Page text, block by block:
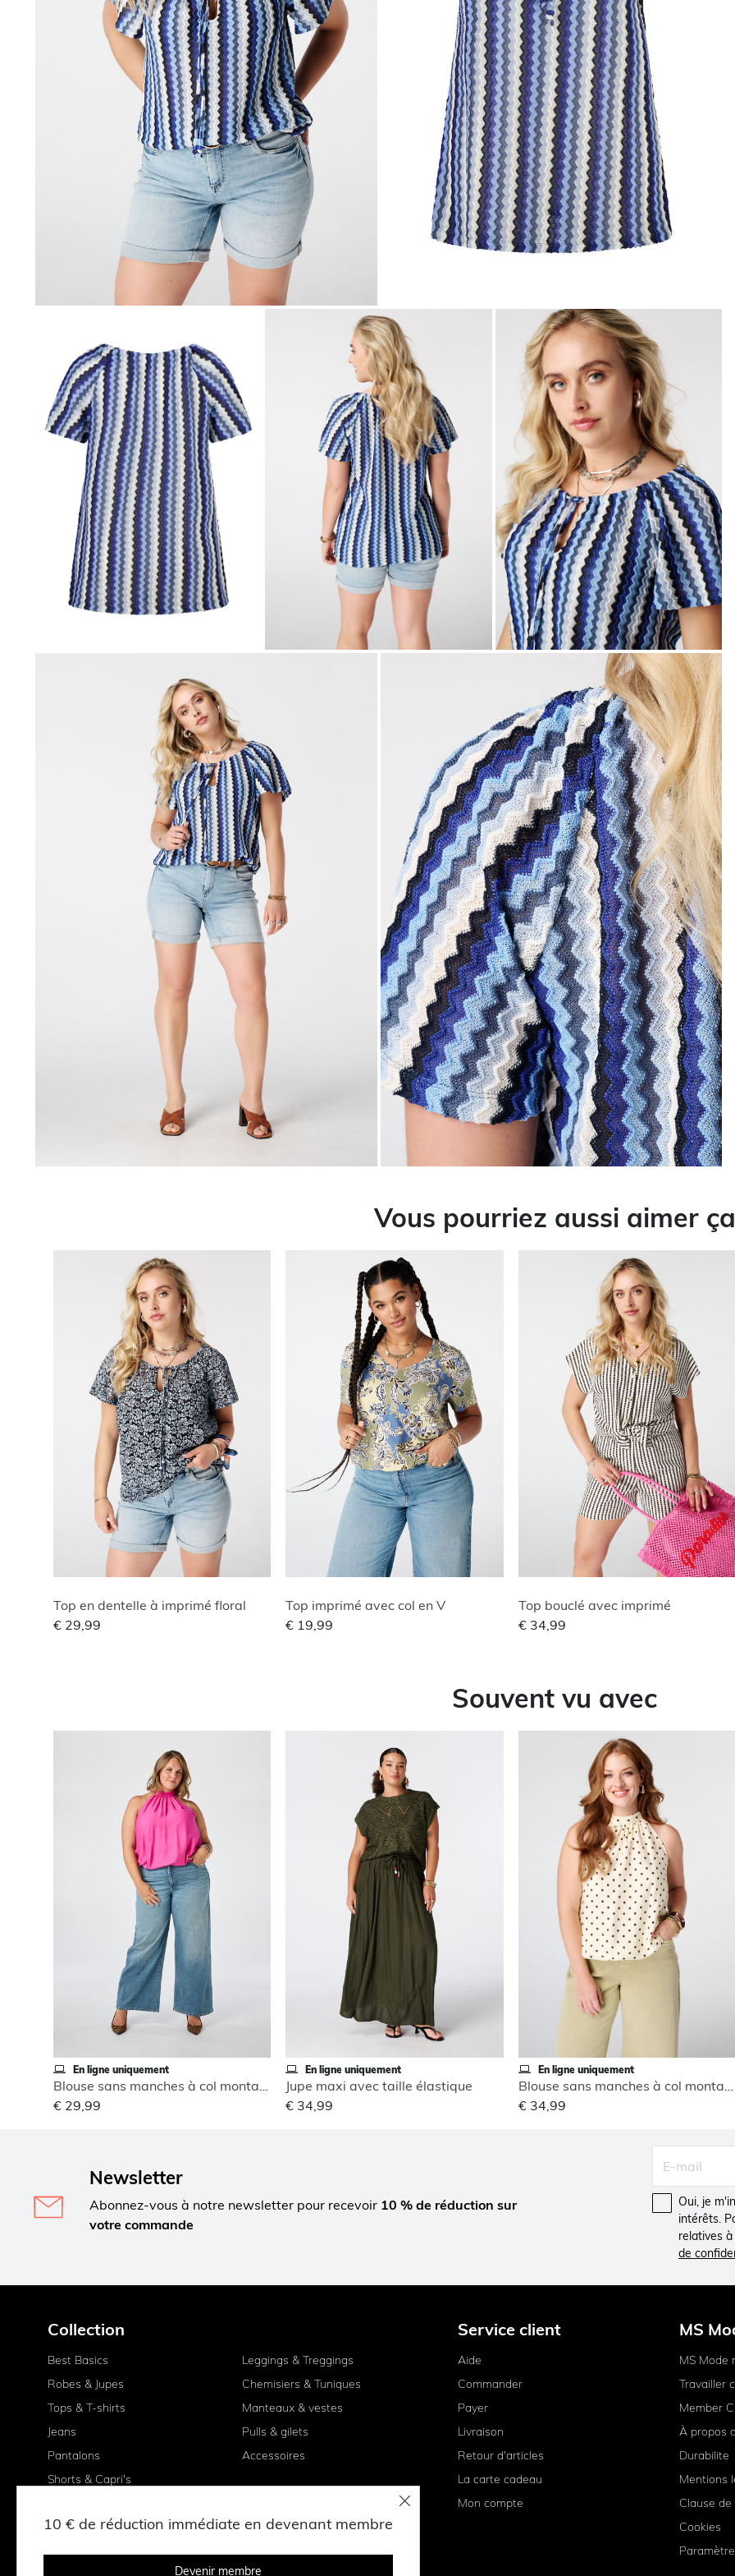
Vous pourriez aussi aimer ça
Top en dentelle à imprimé floral
€ 29,99
Top imprimé avec col en V
€ 19,99
Top bouclé avec imprimé
€ 34,99
Souvent vu avec
En ligne uniquement
Blouse sans manches à col montant
€ 29,99
En ligne uniquement
Jupe maxi avec taille élastique
€ 34,99
En ligne uniquement
Blouse sans manches à col montant
€ 34,99
Newsletter
Abonnez-vous à notre newsletter pour recevoir 10 % de réduction sur
votre commande
Oui, je
intérêts.
relatives
de
Collection
Best Basics
Robes & Jupes
Tops & T-shirts
Jeans
Pantalons
Shorts & Capri's
Leggings & Treggings
Chemisiers & Tuniques
Manteaux & vestes
Pulls & gilets
Accessoires
Service client
Aide
Commander
Payer
Livraison
Retour d'articles
La carte cadeau
Mon compte
MS
MS Mode
Travailler
Member
À propos
Durabilite
Mentions
Clause
Cookies
10 € de réduction immédiate en devenant membre
Devenir membre